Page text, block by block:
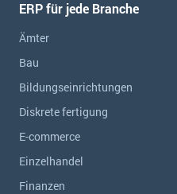
ERP für jede Branche
Ämter
Bau
Bildungseinrichtungen
Diskrete fertigung
E-commerce
Einzelhandel
Finanzen